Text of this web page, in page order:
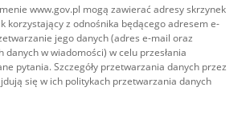
www.gov.pl mogą zawierać adresy skrzynek
korzystający z odnośnika będącego adresem e-
jego danych (adres e-mail oraz
w wiadomości) w celu przesłania
pytania. Szczegóły przetwarzania danych przez
się w ich politykach przetwarzania danych